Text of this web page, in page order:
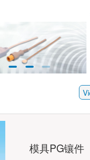
模具PG镶件